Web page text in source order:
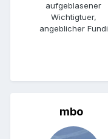
aufgeblasener
Wichtigtuer,
angeblicher Fundi
mbo